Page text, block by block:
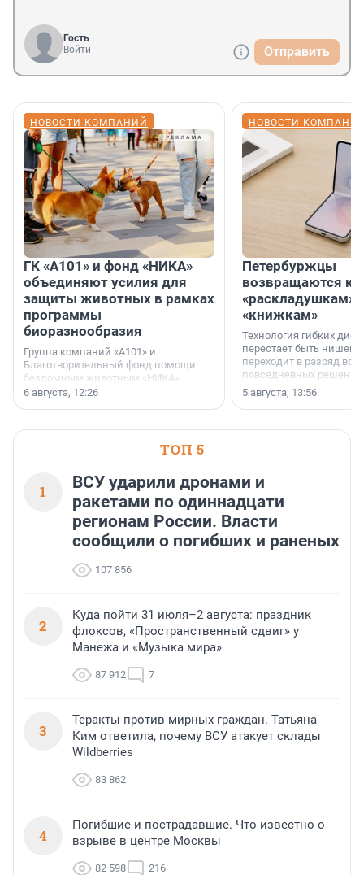
Гость
Войти
Отправить
НОВОСТИ КОМПАНИЙ
ГК «А101» и фонд «НИКА»
объединяют усилия для
защиты животных в рамках
программы
биоразнообразия
Группа компаний «А101» и
Благотворительный фонд помощи
бездомным животным «НИКА»
заключили соглашение о
6 августа, 12:26
НОВОСТИ
Петербуржцы
возвращаются к
«раскладушкам»
«книжкам»
Технология гибких
перестает быть
переходит в разряд
повседневных
5 августа, 13:56
ТОП 5
1
ВСУ ударили дронами и
ракетами по одиннадцати
регионам России. Власти
сообщили о погибших и раненых
107 856
2
Куда пойти 31 июля–2 августа: праздник
флоксов, «Пространственный сдвиг» у
Манежа и «Музыка мира»
87 912 7
3
Теракты против мирных граждан. Татьяна
Ким ответила, почему ВСУ атакует склады
Wildberries
83 862
4
Погибшие и пострадавшие. Что известно о
взрыве в центре Москвы
82 598 216